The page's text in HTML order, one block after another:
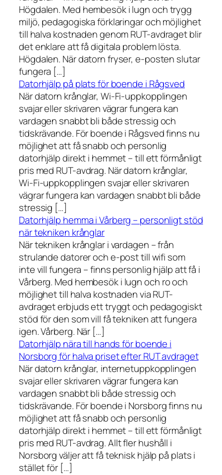
Högdalen. Med hembesök i lugn och trygg
miljö, pedagogiska förklaringar och möjlighet
till halva kostnaden genom RUT-avdraget blir
det enklare att få digitala problem lösta.
Högdalen. När datorn fryser, e-posten slutar
fungera […]
Datorhjälp på plats för boende i Rågsved
När datorn krånglar, Wi-Fi-uppkopplingen
svajar eller skrivaren vägrar fungera kan
vardagen snabbt bli både stressig och
tidskrävande. För boende i Rågsved finns nu
möjlighet att få snabb och personlig
datorhjälp direkt i hemmet – till ett förmånligt
pris med RUT-avdrag. När datorn krånglar,
Wi-Fi-uppkopplingen svajar eller skrivaren
vägrar fungera kan vardagen snabbt bli både
stressig […]
Datorhjälp hemma i Vårberg – personligt stöd
när tekniken krånglar
När tekniken krånglar i vardagen – från
strulande datorer och e-post till wifi som
inte vill fungera – finns personlig hjälp att få i
Vårberg. Med hembesök i lugn och ro och
möjlighet till halva kostnaden via RUT-
avdraget erbjuds ett tryggt och pedagogiskt
stöd för den som vill få tekniken att fungera
igen. Vårberg. När […]
Datorhjälp nära till hands för boende i
Norsborg för halva priset efter RUT avdraget
När datorn krånglar, internetuppkopplingen
svajar eller skrivaren vägrar fungera kan
vardagen snabbt bli både stressig och
tidskrävande. För boende i Norsborg finns nu
möjlighet att få snabb och personlig
datorhjälp direkt i hemmet – till ett förmånligt
pris med RUT-avdrag. Allt fler hushåll i
Norsborg väljer att få teknisk hjälp på plats i
stället för […]